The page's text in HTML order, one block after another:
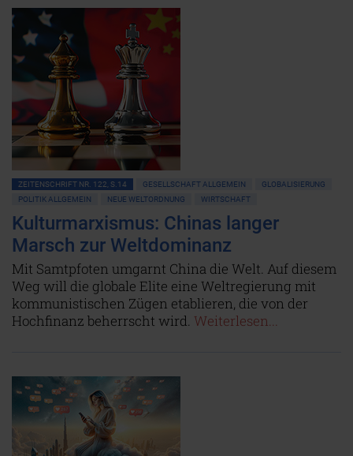
ZEITENSCHRIFT NR. 122, S.14 GESELLSCHAFT ALLGEMEIN
GLOBALISIERUNG
POLITIK ALLGEMEIN
NEUE WELTORDNUNG WIRTSCHAFT
Kulturmarxismus: Chinas langer
Marsch zur Weltdominanz
Mit Samtpfoten umgarnt China die Welt. Auf diesem
Weg will die globale Elite eine Weltregierung mit
kommunistischen Zügen etablieren, die von der
Hochfinanz beherrscht wird. Weiterlesen...